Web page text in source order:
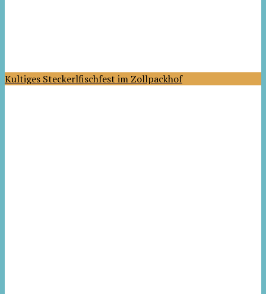
Kultiges Steckerlfischfest im Zollpackhof